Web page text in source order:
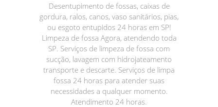
Desentupimento de fossas, caixas de
gordura, ralos, canos, vaso sanitários, pias,
ou esgoto entupidos 24 horas em SP!
Limpeza de fossa Agora, atendendo toda
SP. Serviços de limpeza de fossa com
sucção, lavagem com hidrojateamento
transporte e descarte. Serviços de limpa
fossa 24 horas para atender suas
necessidades a qualquer momento.
Atendimento 24 horas.